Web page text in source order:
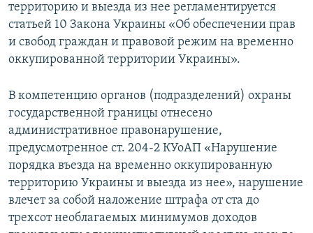
территорию и выезда из нее регламентируется
статьей 10 Закона Украины «Об обеспечении прав
и свобод граждан и правовой режим на временно
оккупированной территории Украины».
В компетенцию органов (подразделений) охраны
государственной границы отнесено
административное правонарушение,
предусмотренное ст. 204-2 КУоАП «Нарушение
порядка въезда на временно оккупированную
территорию Украины и выезда из нее», нарушение
влечет за собой наложение штрафа от ста до
трехсот необлагаемых минимумов доходов